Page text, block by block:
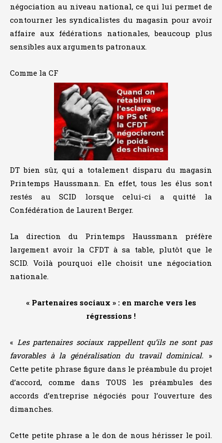
négociation au niveau national, ce qui lui permet de
contourner les syndicalistes du magasin pour avoir
affaire aux fédérations nationales, beaucoup plus
sensibles aux arguments patronaux.
Comme la CF
DT bien sûr, qui a totalement disparu du magasin
Printemps Haussmann. En effet, tous les élus sont
restés au SCID lorsque celui-ci a quitté la
Confédération de Laurent Berger.
La direction du Printemps Haussmann préfère
largement avoir la CFDT à sa table, plutôt que le
SCID. Voilà pourquoi elle choisit une négociation
nationale.
« Partenaires sociaux » : en marche vers les
régressions !
« Les partenaires sociaux rappellent qu’ils ne sont pas
favorables à la généralisation du travail dominical. »
Cette petite phrase figure dans le préambule du projet
d’accord, comme dans TOUS les préambules des
accords d’entreprise négociés pour l’ouverture des
dimanches.
Cette petite phrase a le don de nous hérisser le poil.